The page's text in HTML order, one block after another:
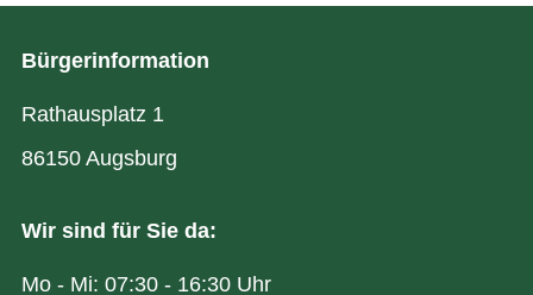
Bürgerinformation
Rathausplatz 1
86150 Augsburg
Wir sind für Sie da:
Mo - Mi: 07:30 - 16:30 Uhr